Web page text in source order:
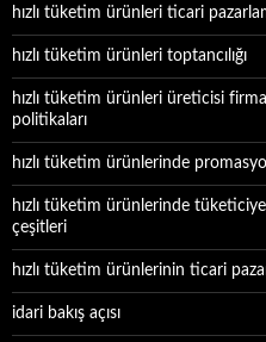
hızlı tüketim ürünleri ticari
hızlı tüketim ürünleri toptancılığı
hızlı tüketim ürünleri üreticisi
politikaları
hızlı tüketim ürünlerinde
hızlı tüketim ürünlerinde
çeşitleri
hızlı tüketim ürünlerinin ticari
idari bakış açısı